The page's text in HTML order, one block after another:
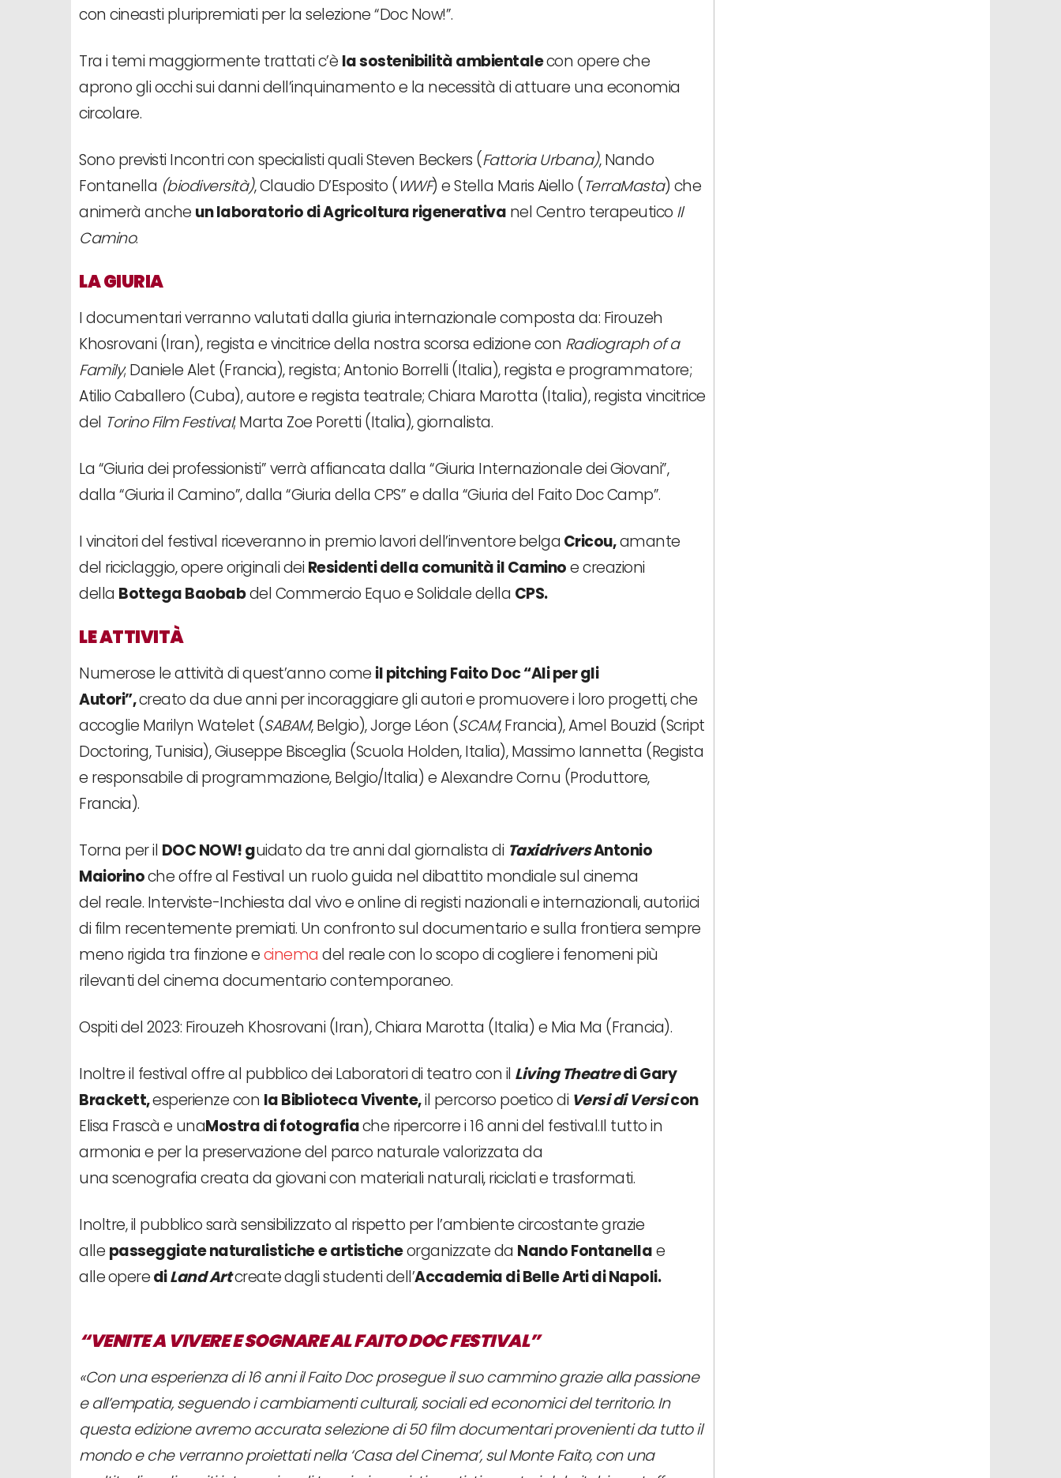
con cineasti pluripremiati per la selezione “Doc Now!”.
Tra i temi maggiormente trattati c’è la sostenibilità ambientalecon opere che
aprono gli occhi sui danni dell’inquinamento e la necessità di attuare una economia
circolare.
Sono previsti Incontri con specialisti quali Steven Beckers (Fattoria Urbana), Nando
Fontanella (biodiversità), Claudio D’Esposito (WWF) e Stella Maris Aiello (TerraMasta) che
animerà anche un laboratorio di Agricoltura rigenerativa nel Centro terapeutico Il
Camino.
LA GIURIA
I documentari verranno valutati dalla giuria internazionale composta da: Firouzeh
Khosrovani (Iran), regista e vincitrice della nostra scorsa edizione con Radiograph of a
Family; Daniele Alet (Francia), regista; Antonio Borrelli (Italia), regista e programmatore;
Atilio Caballero (Cuba), autore e regista teatrale; Chiara Marotta (Italia), regista vincitrice
del Torino Film Festival; Marta Zoe Poretti (Italia), giornalista.
La “Giuria dei professionisti” verrà affiancata dalla “Giuria Internazionale dei Giovani”,
dalla “Giuria il Camino”, dalla “Giuria della CPS” e dalla “Giuria del Faito Doc Camp”.
I vincitori del festival riceveranno in premiolavori dell’inventorebelga Cricou,amante
del riciclaggio, opere originali dei Residenti della comunità il Caminoe creazioni
della Bottega Baobabdel Commercio Equo e Solidale della CPS.
LE ATTIVITÀ
Numerose le attività di quest’anno come il pitching Faito Doc “Ali per gli
Autori”,creato da due anni per incoraggiare gli autori e promuovere i loro progetti, che
accoglie Marilyn Watelet (SABAM, Belgio), Jorge Léon (SCAM, Francia), Amel Bouzid (Script
Doctoring, Tunisia), Giuseppe Bisceglia (Scuola Holden, Italia), Massimo Iannetta (Regista
e responsabile di programmazione, Belgio/Italia) e Alexandre Cornu (Produttore,
Francia).
Torna per il DOC NOW! guidato da tre anni dal giornalista di TaxidriversAntonio
Maiorinoche offre al Festival un ruolo guida nel dibattito mondiale sul cinema
del reale. Interviste-Inchiesta dal vivo e online di registi nazionali e internazionali, autori.ici
di film recentemente premiati. Un confronto sul documentario e sulla frontiera sempre
meno rigida tra finzione ecinema del reale con lo scopo di cogliere i fenomeni più
rilevanti del cinema documentario contemporaneo.
Ospiti del 2023: Firouzeh Khosrovani (Iran), Chiara Marotta (Italia) e Mia Ma (Francia).
Inoltre il festival offre al pubblico dei Laboratori di teatro con il Living Theatredi Gary
Brackett,esperienze con laBiblioteca Vivente,il percorso poetico di Versi di Versicon
Elisa Frascà e unaMostradi fotografiache ripercorre i 16 anni del festival.Il tutto in
armonia e per la preservazione del parco naturale valorizzata da
una scenografia creata da giovani con materiali naturali, riciclati e trasformati.
Inoltre, il pubblico sarà sensibilizzato al rispetto per l’ambiente circostante grazie
alle passeggiate naturalistichee artisticheorganizzate da Nando Fontanellae
alleoperediLand Artcreatedagli studenti dell’Accademia di Belle Artidi Napoli.
“VENITE A VIVERE E SOGNARE AL FAITO DOC FESTIVAL”
«Con una esperienza di 16 anni il Faito Doc prosegue il suo cammino grazie alla passione
e all’empatia, seguendo i cambiamenti culturali, sociali ed economici del territorio. In
questa edizione avremo accurata selezione di 50 film documentari provenienti da tutto il
mondo e che verranno proiettati nella ‘Casa del Cinema’, sul Monte Faito, con una